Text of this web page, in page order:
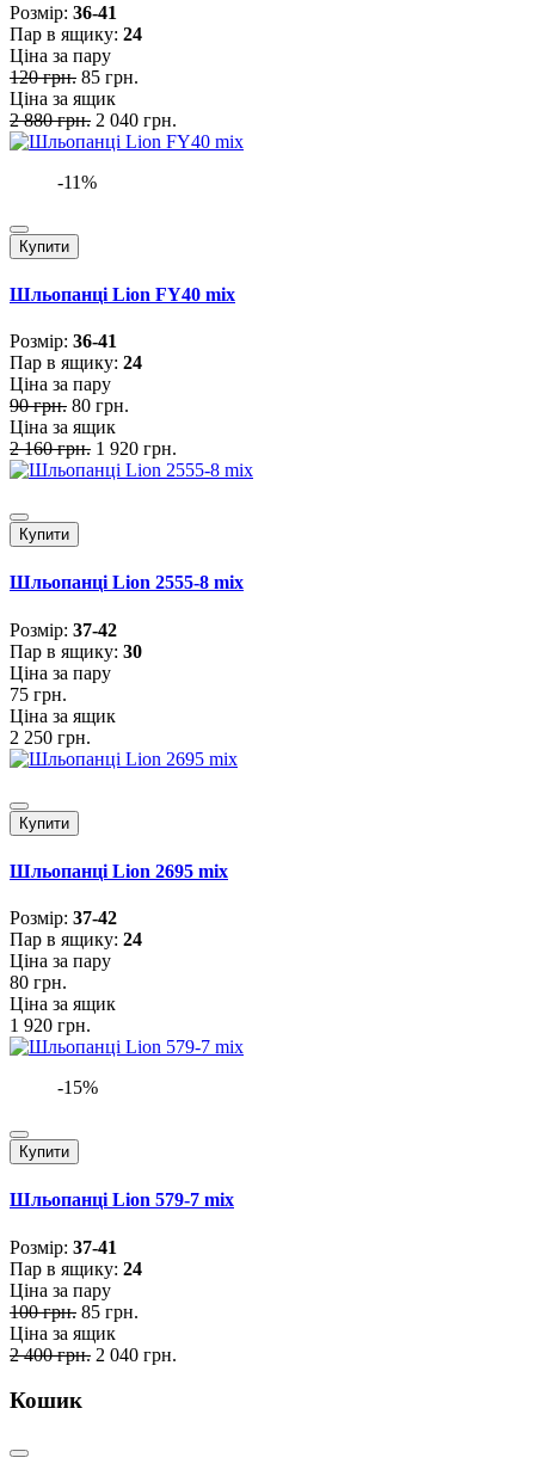
Розмiр: 36-41
Пар в ящику: 24
Ціна за пару
120 грн. 85 грн.
Ціна за ящик
2 880 грн. 2 040 грн.
-11%
Купити
Шльопанці Lion FY40 mix
Розмiр: 36-41
Пар в ящику: 24
Ціна за пару
90 грн. 80 грн.
Ціна за ящик
2 160 грн. 1 920 грн.
Купити
Шльопанці Lion 2555-8 mix
Розмiр: 37-42
Пар в ящику: 30
Ціна за пару
75 грн.
Ціна за ящик
2 250 грн.
Купити
Шльопанці Lion 2695 mix
Розмiр: 37-42
Пар в ящику: 24
Ціна за пару
80 грн.
Ціна за ящик
1 920 грн.
-15%
Купити
Шльопанці Lion 579-7 mix
Розмiр: 37-41
Пар в ящику: 24
Ціна за пару
100 грн. 85 грн.
Ціна за ящик
2 400 грн. 2 040 грн.
Кошик